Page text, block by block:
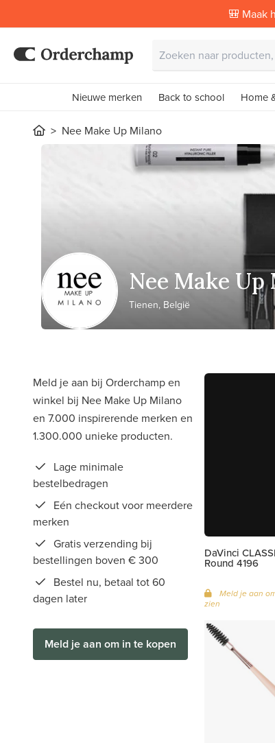
🎒 Maak
Nieuwe merken Back to school Home
Nee Make Up Milano
Nee Make Up
Tienen, België
Meld je aan bij Orderchamp en
winkel bij Nee Make Up Milano
en 7.000 inspirerende merken en
1.300.000 unieke producten.
Lage minimale
bestelbedragen
Eén checkout voor meerdere
merken
Gratis verzending bij
bestellingen boven € 300
Bestel nu, betaal tot 60
dagen later
Meld je aan om in te kopen
DaVinci
Round 4196
Meld je aan
zien